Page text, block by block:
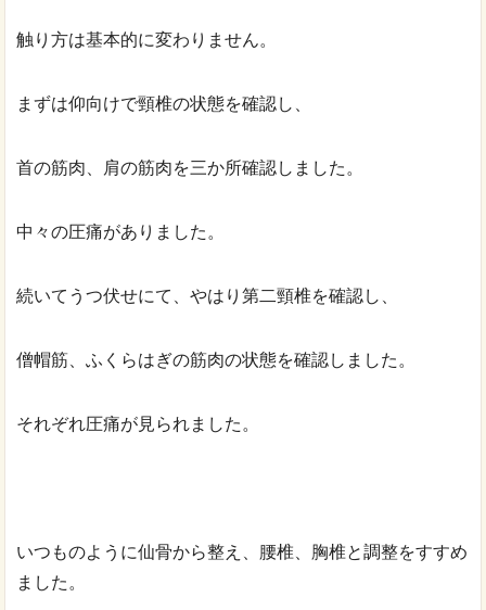
触り方は基本的に変わりません。
まずは仰向けで頸椎の状態を確認し、
首の筋肉、肩の筋肉を三か所確認しました。
中々の圧痛がありました。
続いてうつ伏せにて、やはり第二頸椎を確認し、
僧帽筋、ふくらはぎの筋肉の状態を確認しました。
それぞれ圧痛が見られました。
いつものように仙骨から整え、腰椎、胸椎と調整をすすめ
ました。